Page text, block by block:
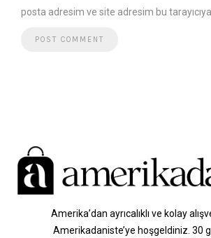
posta adresim ve site adresim bu
Amerika’dan ayrıcalıklı ve kolay
Amerikadaniste’ye hoşgeldiniz. 30